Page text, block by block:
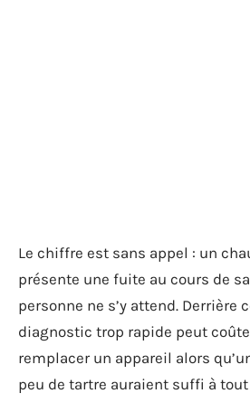
Le chiffre est sans appel : un
présente une fuite au cours de
personne ne s’y attend. Derrière
diagnostic trop rapide peut
remplacer un appareil alors
peu de tartre auraient suffi à